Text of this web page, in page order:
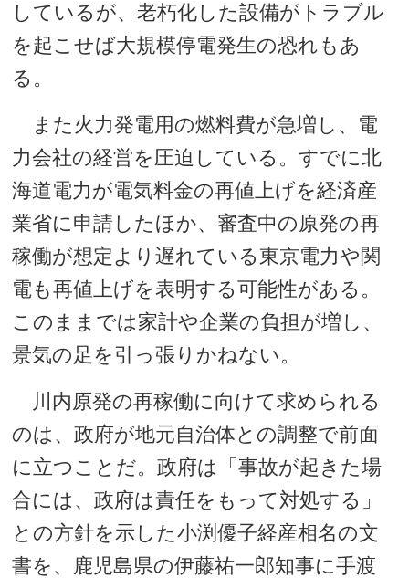
しているが、老朽化した設備がトラブル
を起こせば大規模停電発生の恐れもあ
る。
また火力発電用の燃料費が急増し、電
力会社の経営を圧迫している。すでに北
海道電力が電気料金の再値上げを経済産
業省に申請したほか、審査中の原発の再
稼働が想定より遅れている東京電力や関
電も再値上げを表明する可能性がある。
このままでは家計や企業の負担が増し、
景気の足を引っ張りかねない。
川内原発の再稼働に向けて求められる
のは、政府が地元自治体との調整で前面
に立つことだ。政府は「事故が起きた場
合には、政府は責任をもって対処する」
との方針を示した小渕優子経産相名の文
書を、鹿児島県の伊藤祐一郎知事に手渡